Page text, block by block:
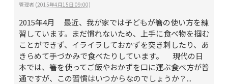
管理者(2015年4月15日 09:00)
2015年4月 最近、我が家では子どもが箸の使い方を練
習しています。まだ慣れないため、上手に食べ物を掴む
ことができず、イライラしておかずを突き刺したり、あ
きらめて手づかみで食べたりしています。 現代の日
本では、箸を使ってご飯やおかずを口に運ぶ食べ方が普
通ですが、この習慣はいつからなのでしょうか？...